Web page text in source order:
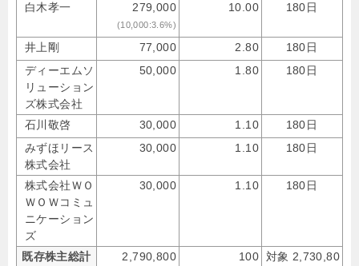
白木孝一 279,000
(10,000:3.6%)
10.00 180日
井上剛 77,000 2.80
180日
ディーエムソ
リューション
ズ株式会社
50,000 1.80 180日
石川敬啓 30,000 1.10
180日
みずほリース
株式会社
30,000 1.10 180日
株式会社ＷＯ
ＷＯＷコミュ
ニケーション
ズ
30,000 1.10 180日
既存株主総計
2,790,800 100 対象 2,730,80